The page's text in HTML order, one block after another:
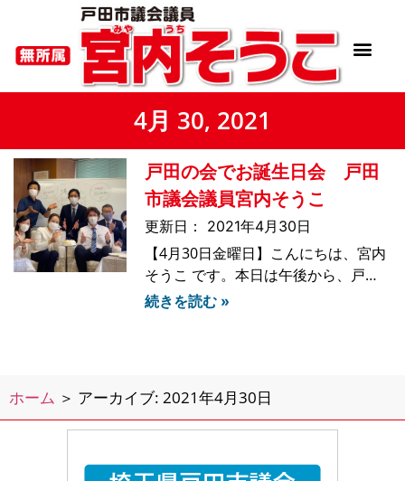
4月 30, 2021
戸田の会でお誕生日会 戸田
市議会議員宮内そうこ
2021年4月30日
【4月30日金曜日】こんにちは、宮内
そうこ です。本日は午後から、戸田
の会の会派室で、市民の方の声をヒア
とができました。浅生
続きを読む »
ホーム ＞ アーカイブ: 2021年4月30日